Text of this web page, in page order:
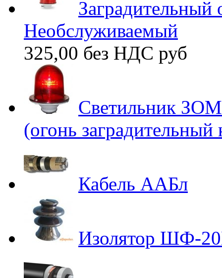
Необслуживаемый
325,00 без НДС руб
Светильник
(огонь
Кабель ААБл
Изолятор ШФ-